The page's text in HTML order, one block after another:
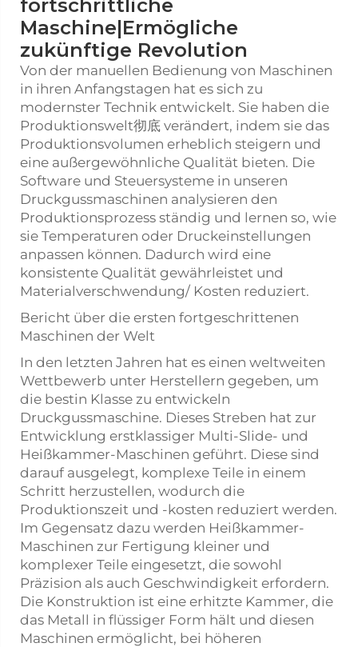
fortschrittliche
Maschine|Ermögliche
zukünftige Revolution
Von der manuellen Bedienung von Maschinen
in ihren Anfangstagen hat es sich zu
modernster Technik entwickelt. Sie haben die
Produktionswelt彻底 verändert, indem sie das
Produktionsvolumen erheblich steigern und
eine außergewöhnliche Qualität bieten. Die
Software und Steuersysteme in unseren
Druckgussmaschinen analysieren den
Produktionsprozess ständig und lernen so, wie
sie Temperaturen oder Druckeinstellungen
anpassen können. Dadurch wird eine
konsistente Qualität gewährleistet und
Materialverschwendung/ Kosten reduziert.
Bericht über die ersten fortgeschrittenen
Maschinen der Welt
In den letzten Jahren hat es einen weltweiten
Wettbewerb unter Herstellern gegeben, um
die bestin Klasse zu entwickeln
Druckgussmaschine. Dieses Streben hat zur
Entwicklung erstklassiger Multi-Slide- und
Heißkammer-Maschinen geführt. Diese sind
darauf ausgelegt, komplexe Teile in einem
Schritt herzustellen, wodurch die
Produktionszeit und -kosten reduziert werden.
Im Gegensatz dazu werden Heißkammer-
Maschinen zur Fertigung kleiner und
komplexer Teile eingesetzt, die sowohl
Präzision als auch Geschwindigkeit erfordern.
Die Konstruktion ist eine erhitzte Kammer, die
das Metall in flüssiger Form hält und diesen
Maschinen ermöglicht, bei höheren